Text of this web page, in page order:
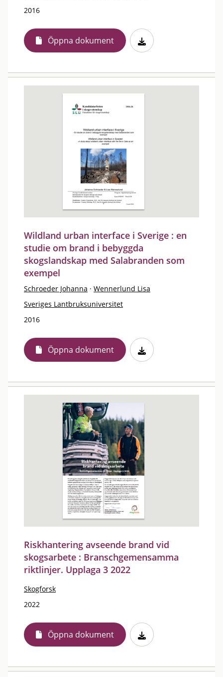
2016
Öppna dokument
Wildland urban interface i Sverige : en
studie om brand i bebyggda
skogslandskap med Salabranden som
exempel
Schroeder Johanna · Wennerlund Lisa
Sveriges Lantbruksuniversitet
2016
Öppna dokument
Riskhantering avseende brand vid
skogsarbete : Branschgemensamma
riktlinjer. Upplaga 3 2022
Skogforsk
2022
Öppna dokument